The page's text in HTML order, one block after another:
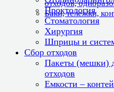
отходов,
Баки, тележки,
Проктология
Стоматология
Хирургия
Шприцы и
Сбор отходов
Пакеты (мешки)
отходов
Емкости –